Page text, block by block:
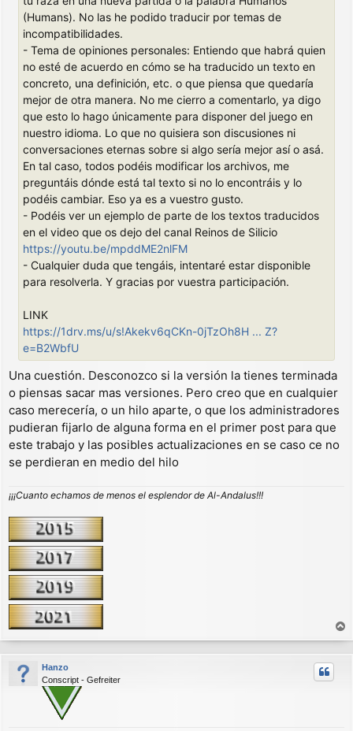
(Humans). No las he podido traducir por temas de
incompatibilidades.
- Tema de opiniones personales: Entiendo que habrá quien
no esté de acuerdo en cómo se ha traducido un texto en
concreto, una definición, etc. o que piensa que quedaría
mejor de otra manera. No me cierro a comentarlo, ya digo
que esto lo hago únicamente para disponer del juego en
nuestro idioma. Lo que no quisiera son discusiones ni
conversaciones eternas sobre si algo sería mejor así o asá.
En tal caso, todos podéis modificar los archivos, me
preguntáis dónde está tal texto si no lo encontráis y lo
podéis cambiar. Eso ya es a vuestro gusto.
- Podéis ver un ejemplo de parte de los textos traducidos
en el video que os dejo del canal Reinos de Silicio
https://youtu.be/mpddME2nlFM
- Cualquier duda que tengáis, intentaré estar disponible
para resolverla. Y gracias por vuestra participación.
LINK
https://1drv.ms/u/s!Akekv6qCKn-0jTzOh8H ... Z?
e=B2WbfU
Una cuestión. Desconozco si la versión la tienes terminada
o piensas sacar mas versiones. Pero creo que en cualquier
caso merecería, o un hilo aparte, o que los administradores
pudieran fijarlo de alguna forma en el primer post para que
este trabajo y las posibles actualizaciones en se caso ce no
se perdieran en medio del hilo
¡¡¡Cuanto echamos de menos el esplendor de Al-Andalus!!!
r
r
Hanzo
Conscript - Gefreiter